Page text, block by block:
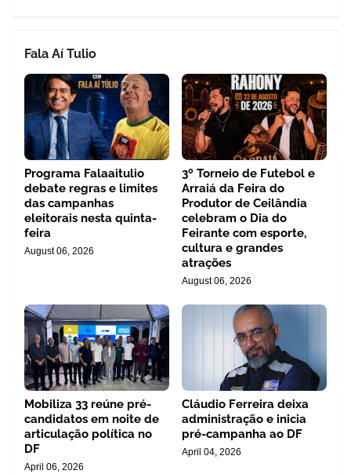
Fala Aí Tulio
Programa Falaaitulio
debate regras e limites
das campanhas
eleitorais nesta quinta-
feira
August 06, 2026
3º Torneio de Futebol e
Arraiá da Feira do
Produtor de Ceilândia
celebram o Dia do
Feirante com esporte,
cultura e grandes
atrações
August 06, 2026
Mobiliza 33 reúne pré-
candidatos em noite de
articulação política no
DF
April 06, 2026
Cláudio Ferreira deixa
administração e inicia
pré-campanha ao DF
April 04, 2026